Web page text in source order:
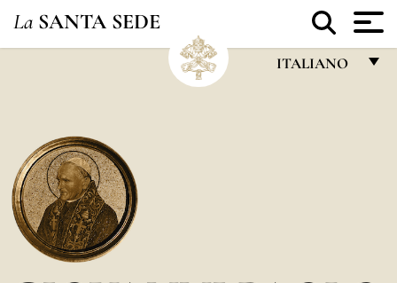
La SANTA SEDE
ITALIANO